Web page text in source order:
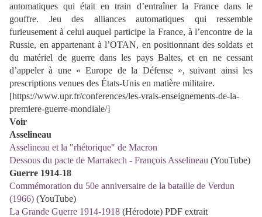
automatiques qui était en train d’entraîner la France dans le
gouffre. Jeu des alliances automatiques qui ressemble
furieusement à celui auquel participe la France, à l’encontre de la
Russie, en appartenant à l’OTAN, en positionnant des soldats et
du matériel de guerre dans les pays Baltes, et en ne cessant
d’appeler à une « Europe de la Défense », suivant ainsi les
prescriptions venues des États-Unis en matière militaire.
[https://www.upr.fr/conferences/les-vrais-enseignements-de-la-
premiere-guerre-mondiale/]
Voir
Asselineau
Asselineau et la "rhétorique" de Macron
Dessous du pacte de Marrakech - François Asselineau (YouTube)
Guerre 1914-18
Commémoration du 50e anniversaire de la bataille de Verdun
(1966) (YouTube)
La Grande Guerre 1914-1918 (Hérodote) PDF extrait